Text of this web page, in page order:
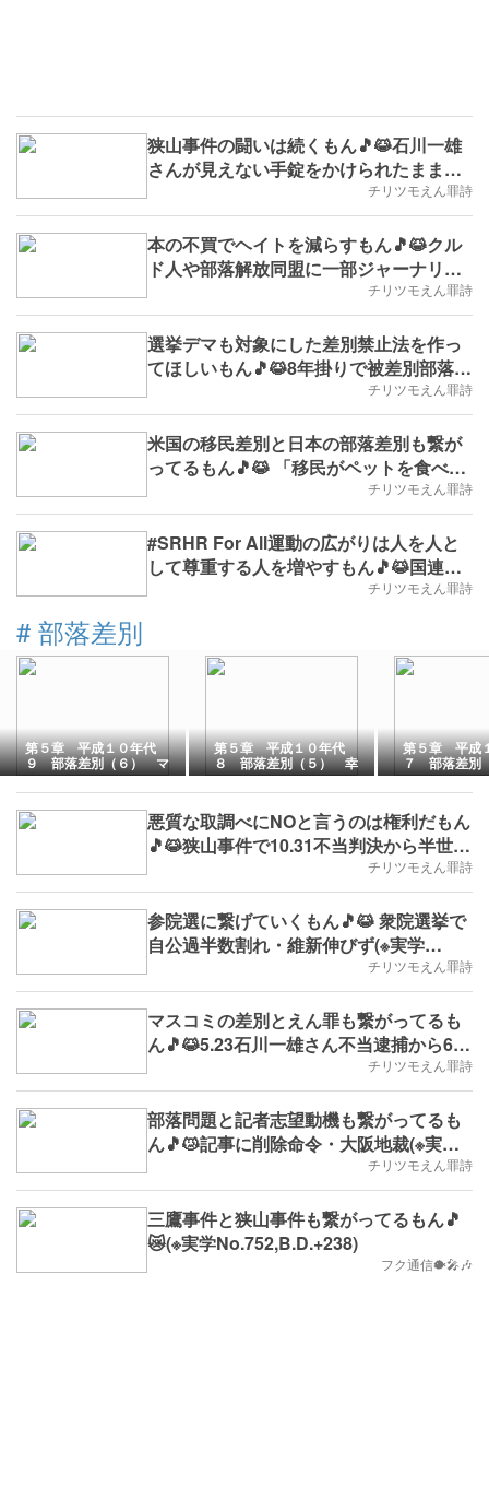
狭山事件の闘いは続くもん🎵😹石川一雄
さんが見えない手錠をかけられたまま逝
かれる(※実学No.1,B.D.+189)チリツモえん罪詩
本の不買でヘイトを減らすもん🎵😹クル
ド人や部落解放同盟に一部ジャーナリス
トが難癖(※実学No.1042,B.D.+163)チリツモえん罪詩
選挙デマも対象にした差別禁止法を作っ
てほしいもん🎵😹8年掛りで被差別部落
サイト掲載出版社側の敗訴確定(※実学
No.994,B.D.+114)
チリツモえん罪詩
米国の移民差別と日本の部落差別も繋が
ってるもん🎵😹 「移民がペットを食べて
いる」発言のトランプ氏が再び米大統領
に(※実学No.943,B.D.+63)
チリツモえん罪詩
#SRHR For All運動の広がりは人を人と
して尊重する人を増やすもん🎵😹国連女
性差別撤廃委員会が複合差別の解消も日
チリツモえん罪詩
# 部落差別
第５章 平成１０年代
９ 部落差別（６） マ
ンデラ
第５章 平成１０年代
８ 部落差別（５） 幸
徳秋水
第５章 平
７ 部落差別
本治一郎
悪質な取調べにNOと言うのは権利だもん
🎵😹狭山事件で10.31不当判決から半世
チリツモえん罪詩
参院選に繋げていくもん🎵😹 衆院選挙で
自公過半数割れ・維新伸びず(※実学
チリツモえん罪詩
マスコミの差別とえん罪も繋がってるも
ん🎵😹5.23石川一雄さん不当逮捕から61
年(※実学No.775,2024/5/20(月)
～,B.D.+261）
チリツモえん罪詩
部落問題と記者志望動機も繋がってるも
ん🎵😿記事に削除命令・大阪地裁(※実学
No.761,2024/5/6(月)～,B.D.+247）チリツモえん罪詩
三鷹事件と狭山事件も繋がってるもん🎵
😿(※実学No.752,B.D.+238)
フク通信🐡🎤🎶